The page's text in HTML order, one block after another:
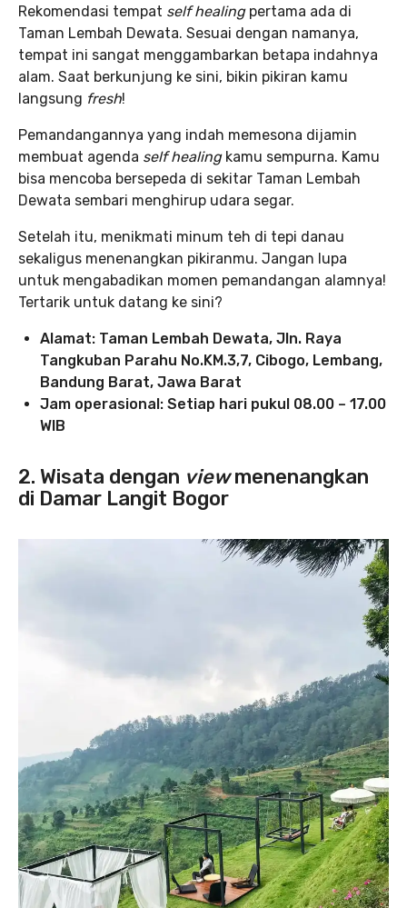
Rekomendasi tempat self healing pertama ada di
Taman Lembah Dewata. Sesuai dengan namanya,
tempat ini sangat menggambarkan betapa indahnya
alam. Saat berkunjung ke sini, bikin pikiran kamu
langsung fresh!
Pemandangannya yang indah memesona dijamin
membuat agenda self healing kamu sempurna. Kamu
bisa mencoba bersepeda di sekitar Taman Lembah
Dewata sembari menghirup udara segar.
Setelah itu, menikmati minum teh di tepi danau
sekaligus menenangkan pikiranmu. Jangan lupa
untuk mengabadikan momen pemandangan alamnya!
Tertarik untuk datang ke sini?
Alamat: Taman Lembah Dewata, Jln. Raya
Tangkuban Parahu No.KM.3,7, Cibogo, Lembang,
Bandung Barat, Jawa Barat
Jam operasional: Setiap hari pukul 08.00 – 17.00
WIB
2. Wisata dengan viewmenenangkan
di Damar Langit Bogor